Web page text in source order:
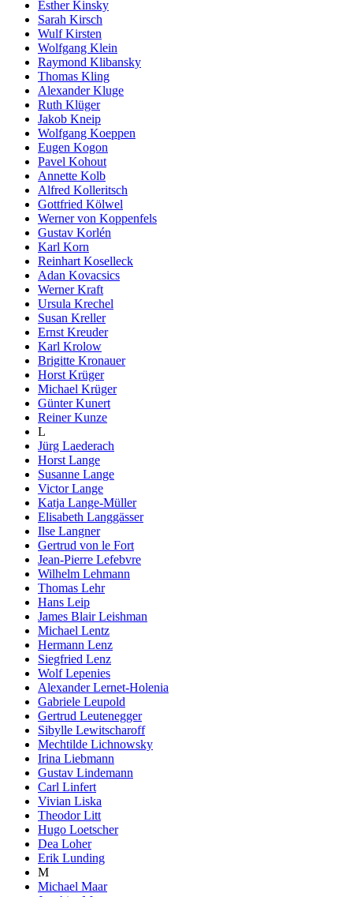
Esther Kinsky
Sarah Kirsch
Wulf Kirsten
Wolfgang Klein
Raymond Klibansky
Thomas Kling
Alexander Kluge
Ruth Klüger
Jakob Kneip
Wolfgang Koeppen
Eugen Kogon
Pavel Kohout
Annette Kolb
Alfred Kolleritsch
Gottfried Kölwel
Werner von Koppenfels
Gustav Korlén
Karl Korn
Reinhart Koselleck
Adan Kovacsics
Werner Kraft
Ursula Krechel
Susan Kreller
Ernst Kreuder
Karl Krolow
Brigitte Kronauer
Horst Krüger
Michael Krüger
Günter Kunert
Reiner Kunze
L
Jürg Laederach
Horst Lange
Susanne Lange
Victor Lange
Katja Lange-Müller
Elisabeth Langgässer
Ilse Langner
Gertrud von le Fort
Jean-Pierre Lefebvre
Wilhelm Lehmann
Thomas Lehr
Hans Leip
James Blair Leishman
Michael Lentz
Hermann Lenz
Siegfried Lenz
Wolf Lepenies
Alexander Lernet-Holenia
Gabriele Leupold
Gertrud Leutenegger
Sibylle Lewitscharoff
Mechtilde Lichnowsky
Irina Liebmann
Gustav Lindemann
Carl Linfert
Vivian Liska
Theodor Litt
Hugo Loetscher
Dea Loher
Erik Lunding
M
Michael Maar